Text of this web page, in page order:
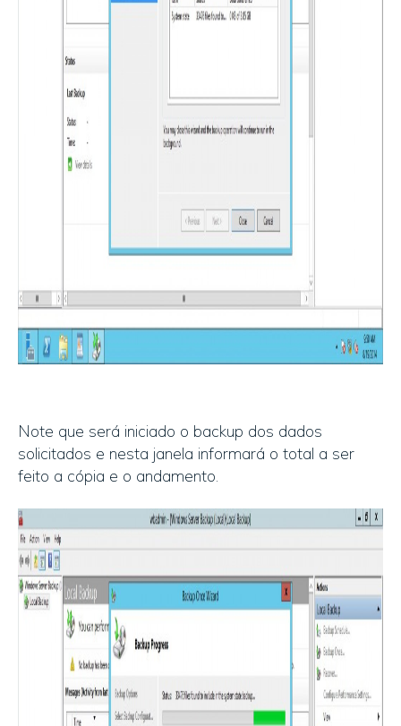
Note que será iniciado o backup dos dados
solicitados e nesta janela informará o total a ser
feito a cópia e o andamento.